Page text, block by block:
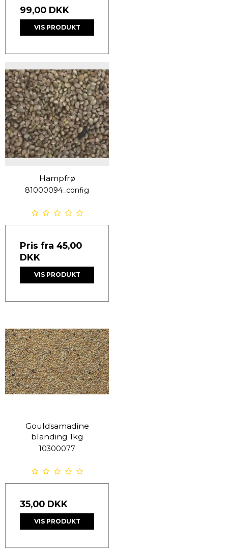
99,00 DKK
VIS PRODUKT
Hampfrø
81000094_config
Pris fra 45,00
DKK
VIS PRODUKT
Gouldsamadine
blanding 1kg
10300077
35,00 DKK
VIS PRODUKT